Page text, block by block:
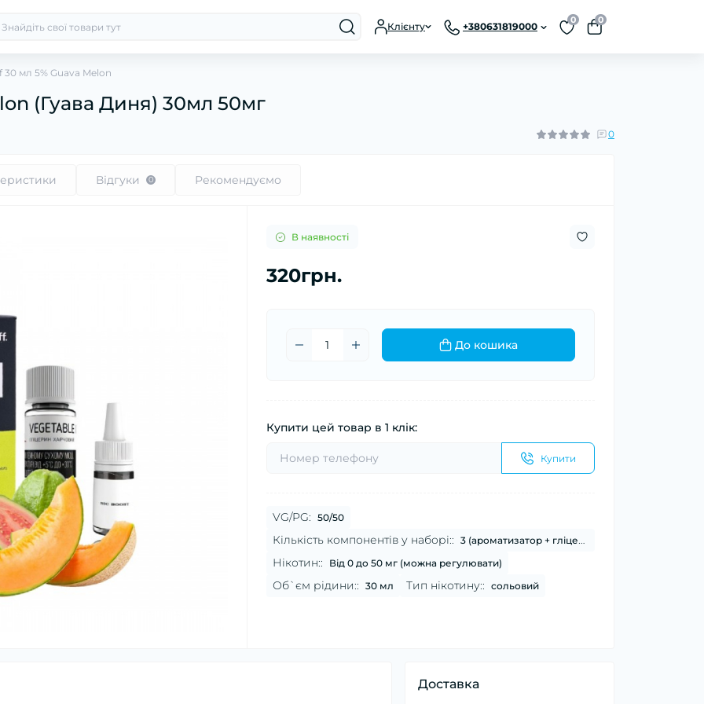
Клієнту +380631819000
0 0
мл 5% Guava Melon
(Гуава Диня) 30мл 50мг
0
Відгуки 0 Рекомендуємо
В наявності
320грн.
До кошика
Купити цей товар в 1 клік:
Купити
VG/PG: 50/50
Кількість компонентів у наборі:: 3 (ароматизатор + гліцерин + нікотин)
Нікотин:: Від 0 до 50 мг (можна регулювати)
Об`єм рідини:: 30 мл Тип нікотину:: сольовий
Доставка